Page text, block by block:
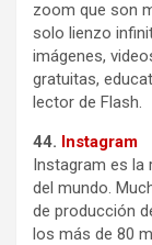
zoom que son
solo lienzo
imágenes,
gratuitas,
lector de Flash.
44. Instagram
Instagram es la
del mundo.
de producción
los más de 80